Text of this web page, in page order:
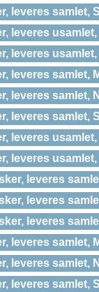
leveres samlet,
leveres
leveres
leveres samlet,
leveres samlet,
leveres samlet,
leveres
leveres
leveres
leveres
leveres
leveres samlet,
leveres samlet,
leveres samlet,